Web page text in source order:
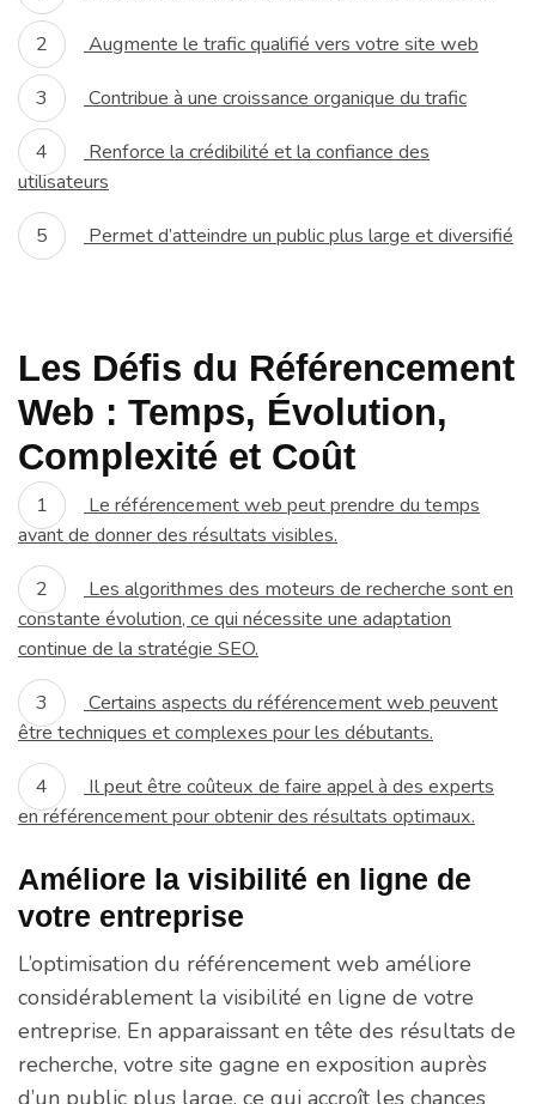
Augmente le trafic qualifié vers votre site web
Contribue à une croissance organique du trafic
Renforce la crédibilité et la confiance des
utilisateurs
Permet d’atteindre un public plus large et diversifié
Les Défis du Référencement
Web : Temps, Évolution,
Complexité et Coût
Le référencement web peut prendre du temps
avant de donner des résultats visibles.
Les algorithmes des moteurs de recherche sont en
constante évolution, ce qui nécessite une adaptation
continue de la stratégie SEO.
Certains aspects du référencement web peuvent
être techniques et complexes pour les débutants.
Il peut être coûteux de faire appel à des experts
en référencement pour obtenir des résultats optimaux.
Améliore la visibilité en ligne de
votre entreprise
L’optimisation du référencement web améliore
considérablement la visibilité en ligne de votre
entreprise. En apparaissant en tête des résultats de
recherche, votre site gagne en exposition auprès